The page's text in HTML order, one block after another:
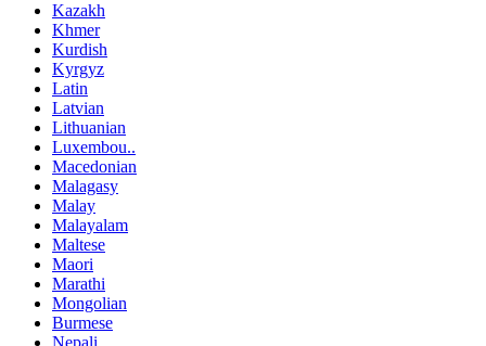
Kazakh
Khmer
Kurdish
Kyrgyz
Latin
Latvian
Lithuanian
Luxembou..
Macedonian
Malagasy
Malay
Malayalam
Maltese
Maori
Marathi
Mongolian
Burmese
Nepali